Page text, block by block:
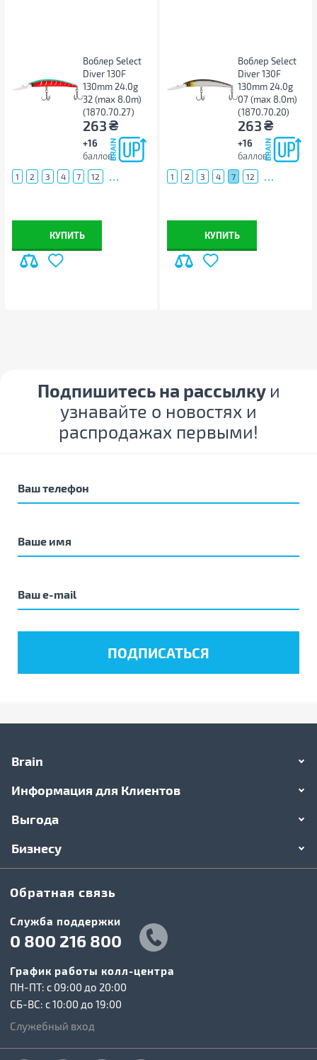
Воблер Select
Diver 130F
130mm 24.0g
32 (max 8.0m)
(1870.70.27)
263₴
+16
баллов
1 2 3 4 7 12 ...
КУПИТЬ
Воблер Select
Diver 130F
130mm 24.0g
07 (max 8.0m)
(1870.70.20)
263₴
+16
баллов
1 2 3 4 7 12 ...
КУПИТЬ
Подпишитесь на рассылку и
узнавайте о новостях и
распродажах первыми!
Brain
Информация для Клиентов
Выгода
Бизнесу
Обратная связь
Служба поддержки
0 800 216 800
График работы колл-центра
ПН-ПТ: c 09:00 до 20:00
СБ-ВС: c 10:00 до 19:00
Служебный вход